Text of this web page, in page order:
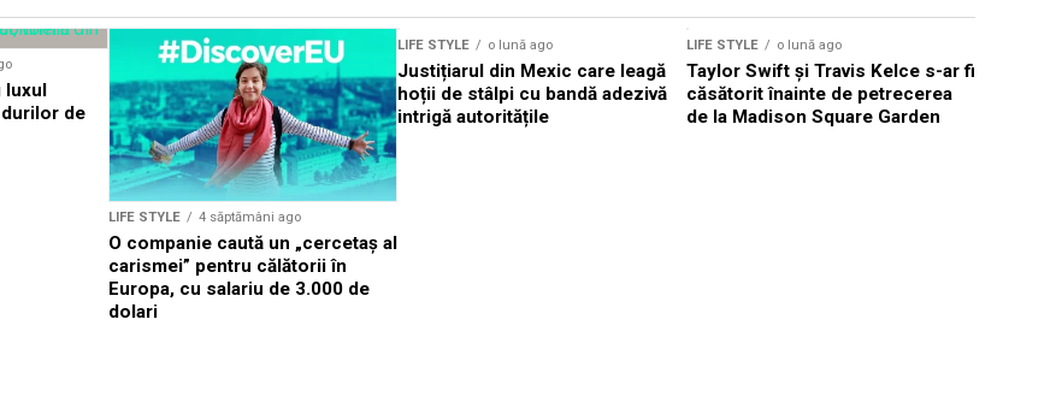
de
LIFE STYLE 4 săptămâni ago
O companie caută un „cercetaș al
carismei” pentru călătorii în
Europa, cu salariu de 3.000 de
dolari
LIFE STYLE o lună ago
Justițiarul din Mexic care leagă
hoții de stâlpi cu bandă adezivă
intrigă autoritățile
LIFE STYLE o lună ago
Taylor Swift și Travis Kelce s-ar fi
căsătorit înainte de petrecerea
de la Madison Square Garden